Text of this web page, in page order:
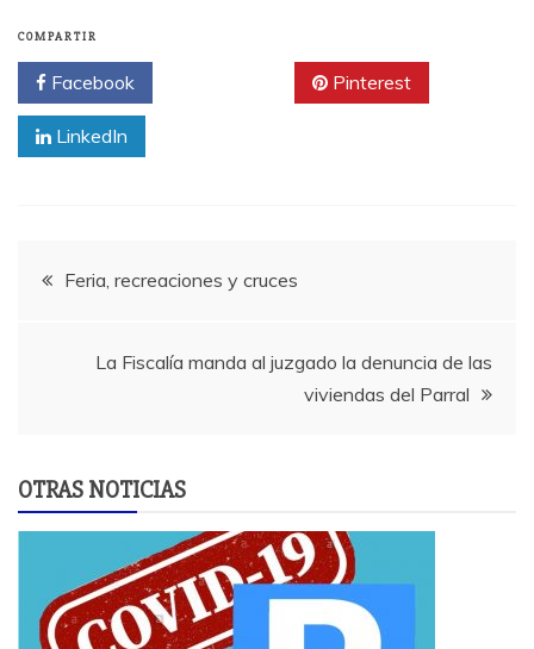
COMPARTIR
Facebook Pinterest
LinkedIn
Navegación
Feria, recreaciones y cruces
La Fiscalía manda al juzgado la denuncia de las
viviendas del Parral
OTRAS NOTICIAS